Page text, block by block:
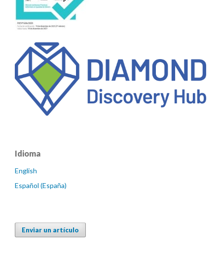
Idioma
English
Español (España)
Enviar un artículo